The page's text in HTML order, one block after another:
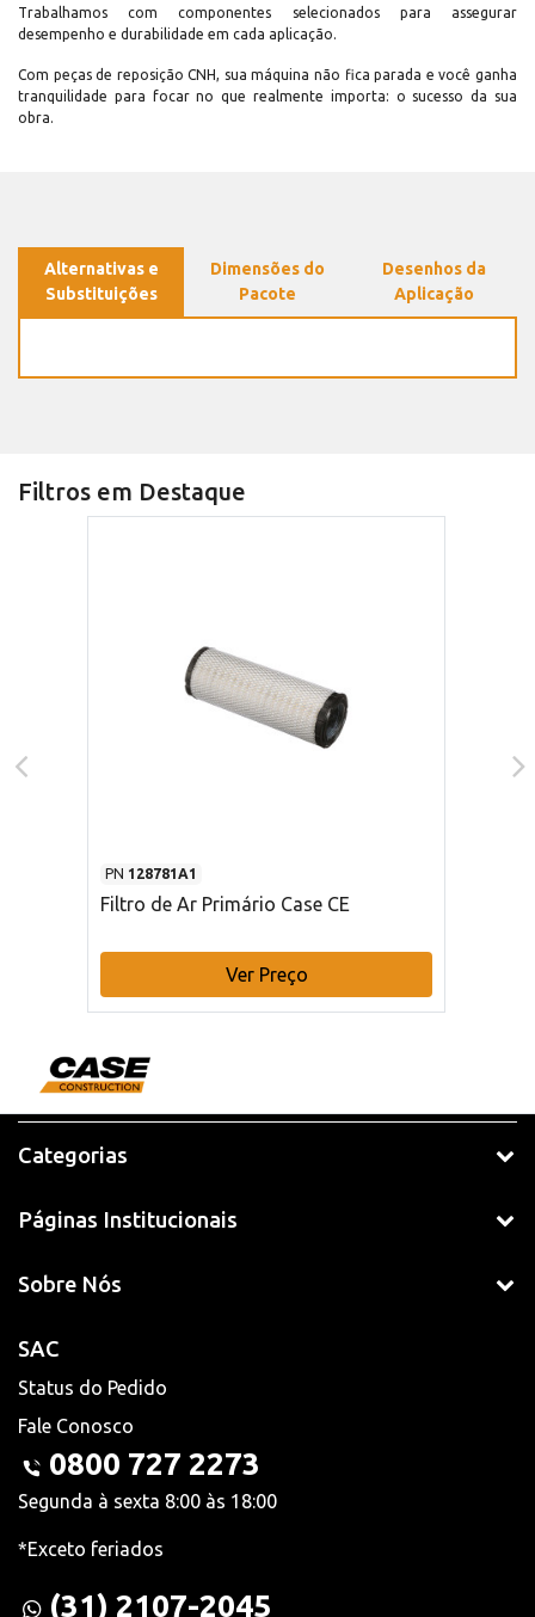
Trabalhamos com componentes selecionados para assegurar
desempenho e durabilidade em cada aplicação.
Com peças de reposição CNH, sua máquina não fica parada e você ganha
tranquilidade para focar no que realmente importa: o sucesso da sua
obra.
Alternativas e
Substituições
Dimensões do
Pacote
Desenhos da
Aplicação
Filtros em Destaque
PN 128781A1
Filtro de Ar Primário Case CE
Ver Preço
Categorias
Páginas Institucionais
Sobre Nós
SAC
Status do Pedido
Fale Conosco
0800 727 2273
Segunda à sexta 8:00 às 18:00
*Exceto feriados
(31) 2107-2045